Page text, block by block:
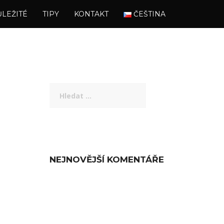
TIPY KONTAKT ČEŠTINA
NEJNOVĚJŠÍ KOMENTÁŘE